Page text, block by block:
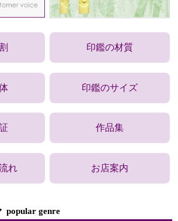
印鑑の材質
印鑑のサイズ
作品集
れ お店案内
popular genre